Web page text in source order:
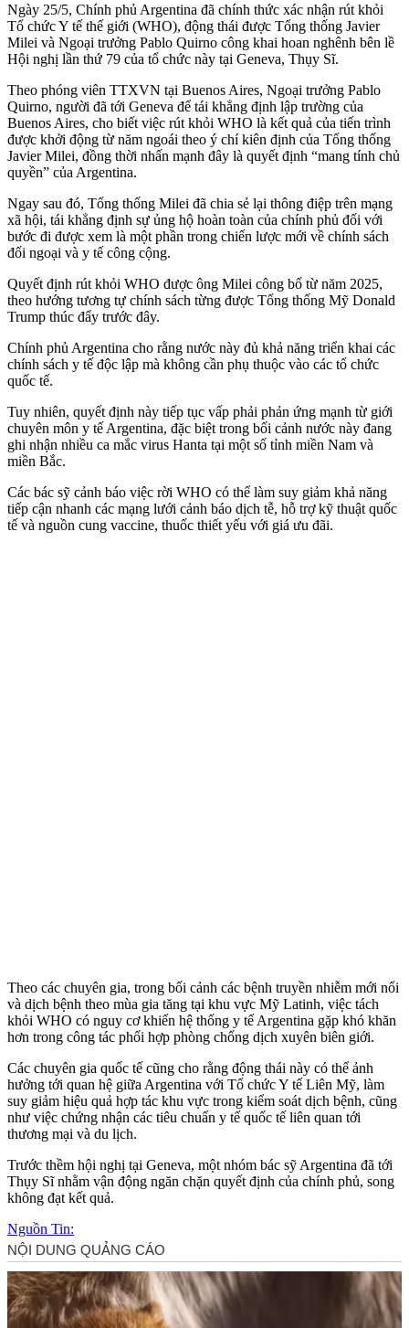
Ngày 25/5, Chính phủ Argentina đã chính thức xác nhận rút khỏi
Tổ chức Y tế thế giới (WHO), động thái được Tổng thống Javier
Milei và Ngoại trưởng Pablo Quirno công khai hoan nghênh bên lề
Hội nghị lần thứ 79 của tổ chức này tại Geneva, Thụy Sĩ.
Theo phóng viên TTXVN tại Buenos Aires, Ngoại trưởng Pablo
Quirno, người đã tới Geneva để tái khẳng định lập trường của
Buenos Aires, cho biết việc rút khỏi WHO là kết quả của tiến trình
được khởi động từ năm ngoái theo ý chí kiên định của Tổng thống
Javier Milei, đồng thời nhấn mạnh đây là quyết định “mang tính chủ
quyền” của Argentina.
Ngay sau đó, Tổng thống Milei đã chia sẻ lại thông điệp trên mạng
xã hội, tái khẳng định sự ủng hộ hoàn toàn của chính phủ đối với
bước đi được xem là một phần trong chiến lược mới về chính sách
đối ngoại và y tế công cộng.
Quyết định rút khỏi WHO được ông Milei công bố từ năm 2025,
theo hướng tương tự chính sách từng được Tổng thống Mỹ Donald
Trump thúc đẩy trước đây.
Chính phủ Argentina cho rằng nước này đủ khả năng triển khai các
chính sách y tế độc lập mà không cần phụ thuộc vào các tổ chức
quốc tế.
Tuy nhiên, quyết định này tiếp tục vấp phải phản ứng mạnh từ giới
chuyên môn y tế Argentina, đặc biệt trong bối cảnh nước này đang
ghi nhận nhiều ca mắc virus Hanta tại một số tỉnh miền Nam và
miền Bắc.
Các bác sỹ cảnh báo việc rời WHO có thể làm suy giảm khả năng
tiếp cận nhanh các mạng lưới cảnh báo dịch tễ, hỗ trợ kỹ thuật quốc
tế và nguồn cung vaccine, thuốc thiết yếu với giá ưu đãi.
Theo các chuyên gia, trong bối cảnh các bệnh truyền nhiễm mới nổi
và dịch bệnh theo mùa gia tăng tại khu vực Mỹ Latinh, việc tách
khỏi WHO có nguy cơ khiến hệ thống y tế Argentina gặp khó khăn
hơn trong công tác phối hợp phòng chống dịch xuyên biên giới.
Các chuyên gia quốc tế cũng cho rằng động thái này có thể ảnh
hưởng tới quan hệ giữa Argentina với Tổ chức Y tế Liên Mỹ, làm
suy giảm hiệu quả hợp tác khu vực trong kiểm soát dịch bệnh, cũng
như việc chứng nhận các tiêu chuẩn y tế quốc tế liên quan tới
thương mại và du lịch.
Trước thềm hội nghị tại Geneva, một nhóm bác sỹ Argentina đã tới
Thụy Sĩ nhằm vận động ngăn chặn quyết định của chính phủ, song
không đạt kết quả.
Nguồn Tin: